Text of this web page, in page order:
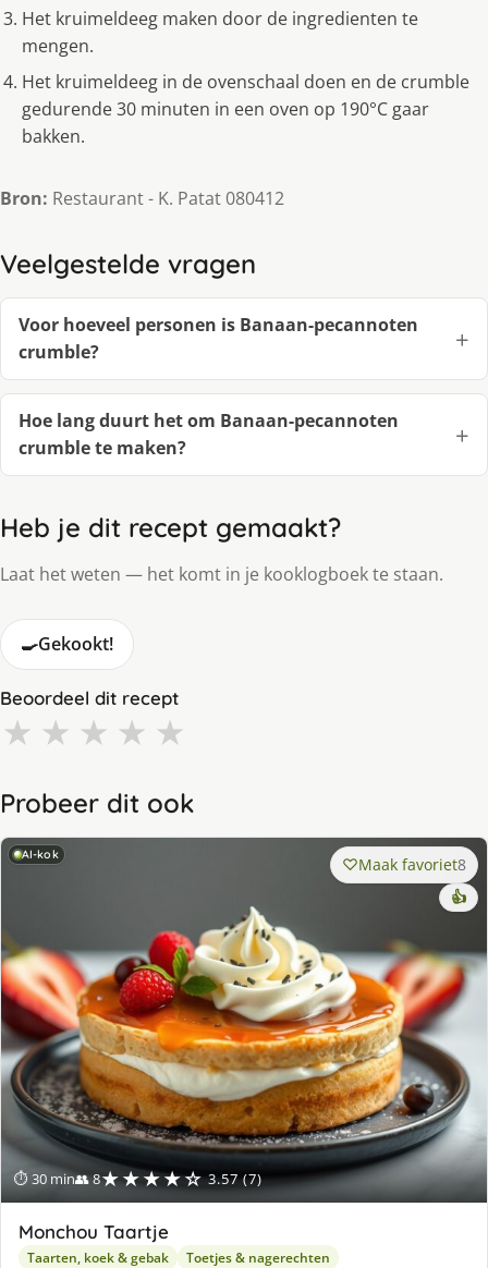
Het kruimeldeeg maken door de ingredienten te
mengen.
Het kruimeldeeg in de ovenschaal doen en de crumble
gedurende 30 minuten in een oven op 190°C gaar
bakken.
Bron: Restaurant - K. Patat 080412
Veelgestelde vragen
Voor hoeveel personen is Banaan-pecannoten
crumble?
Hoe lang duurt het om Banaan-pecannoten
crumble te maken?
Heb je dit recept gemaakt?
Laat het weten — het komt in je kooklogboek te staan.
🍳Gekookt!
Beoordeel dit recept
★ ★ ★ ★ ★
Probeer dit ook
AI-kok
⏱ 30 min👥 8★★★★☆ 3.57 (7)
Maak favoriet8
👍
Monchou Taartje
Taarten, koek & gebak Toetjes & nagerechten